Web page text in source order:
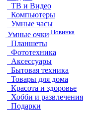
ТВ и Видео
Компьютеры
Умные часы
Умные очки Новинка
Планшеты
Фототехника
Аксессуары
Бытовая техника
Товары для дома
Красота и здоровье
Хобби и развлечения
Подарки